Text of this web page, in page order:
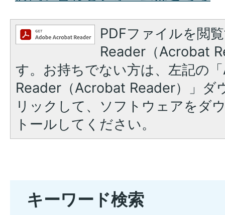
PDFファイルを閲
Reader（Acrobat
す。お持ちでない方は、左記の
Reader（Acrobat Reader）」ダ
リックして、ソフトウェアをダ
トールしてください。
キーワード検索